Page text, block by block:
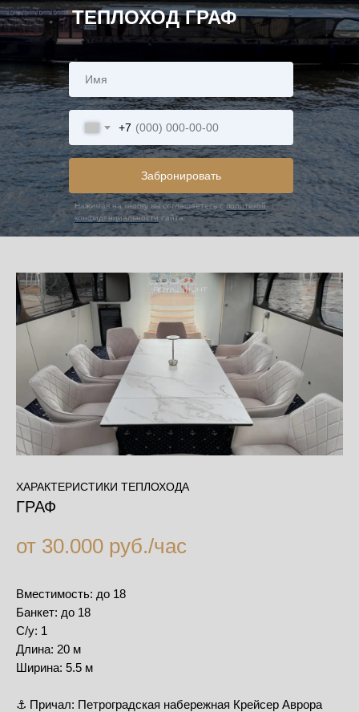
ТЕПЛОХОД ГРАФ
Нажимая на кнопку вы соглашаетесь с политикой
конфиденциальностисайта
+7
Забронировать
ХАРАКТЕРИСТИКИ ТЕПЛОХОДА
ГРАФ
от 30.000 руб./час
Вместимость: до 18
Банкет: до 18
С/у: 1
Длина: 20 м
Ширина: 5.5 м
⚓️ Причал: Петроградская набережная Крейсер Аврора